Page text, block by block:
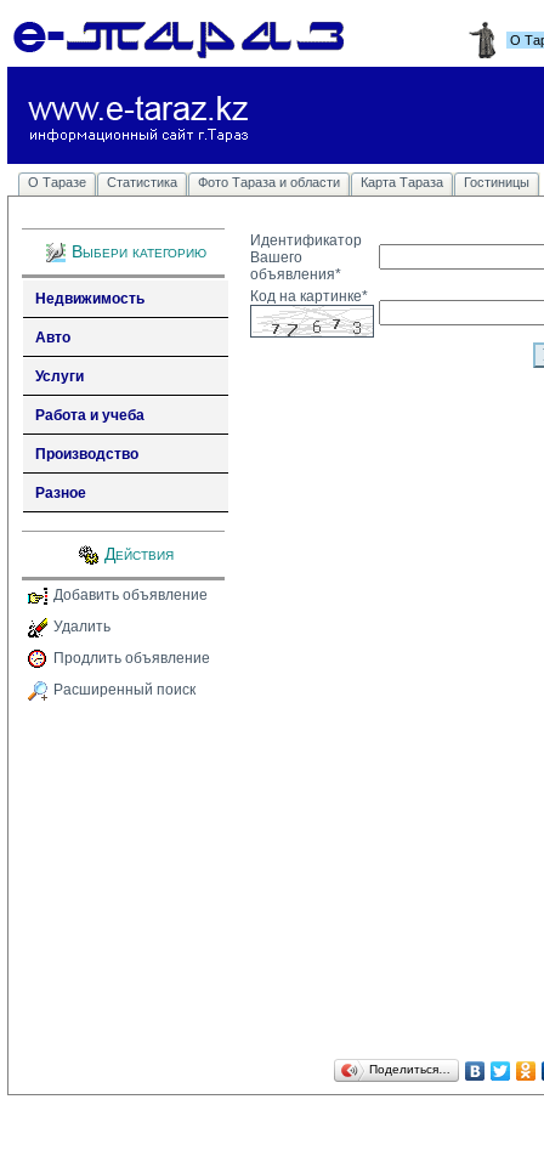
О
О Таразе Статистика Фото Тараза и области Карта Тараза Гостиницы
Выбери категорию
Недвижимость
Авто
Услуги
Работа и учеба
Производство
Разное
Действия
Добавить объявление
Удалить
Продлить объявление
Расширенный поиск
Идентификатор
Вашего
объявления*
Код на картинке*
Поделиться…